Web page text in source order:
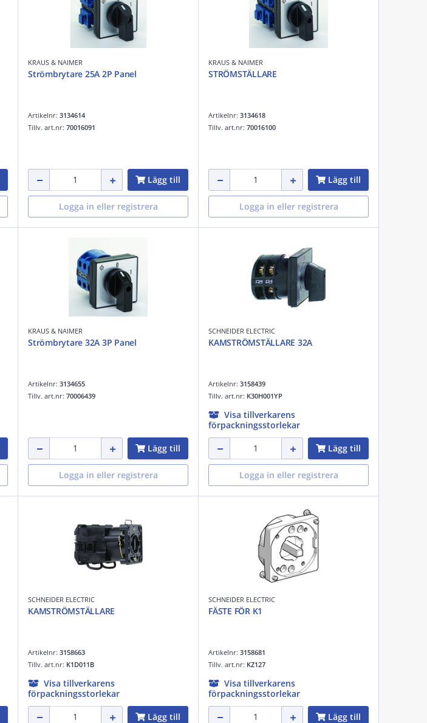
KRAUS & NAIMER
Strömbrytare 25A 2P Panel
Artikelnr: 3134614
Tillv. art.nr: 70016091
Lägg till
Logga in eller registrera
KRAUS & NAIMER
STRÖMSTÄLLARE
Artikelnr: 3134618
Tillv. art.nr: 70016100
Lägg till
Logga in eller registrera
KRAUS & NAIMER
Strömbrytare 32A 3P Panel
Artikelnr: 3134655
Tillv. art.nr: 70006439
Lägg till
Logga in eller registrera
SCHNEIDER ELECTRIC
KAMSTRÖMSTÄLLARE 32A
Artikelnr: 3158439
Tillv. art.nr: K30H001YP
Visa tillverkarens
förpackningsstorlekar
Lägg till
Logga in eller registrera
SCHNEIDER ELECTRIC
KAMSTRÖMSTÄLLARE
Artikelnr: 3158663
Tillv. art.nr: K1D011B
Visa tillverkarens
förpackningsstorlekar
Lägg till
SCHNEIDER ELECTRIC
FÄSTE FÖR K1
Artikelnr: 3158681
Tillv. art.nr: KZ127
Visa tillverkarens
förpackningsstorlekar
Lägg till